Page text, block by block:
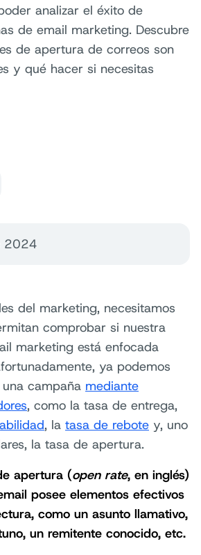
analizar el éxito de
de email marketing. Descubre
de apertura de correos son
y qué hacer si necesitas
2024
del marketing, necesitamos
comprobar si nuestra
marketing está enfocada
ya podemos
campaña mediante
, como la tasa de entrega,
, la tasa de rebote y, uno
la tasa de apertura.
apertura (open rate, en inglés)
posee elementos efectivos
como un asunto llamativo,
un remitente conocido, etc.